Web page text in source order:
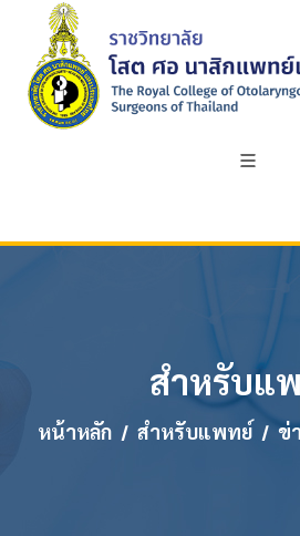
สำหรับแ
หน้าหลัก สำหรับแพทย์ ข่